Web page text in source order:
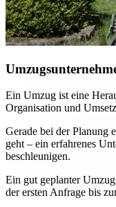
Ein Umzug ist eine
Organisation und
Gerade bei der Planung
geht – ein erfahrenes
beschleunigen.
Ein gut geplanter
der ersten Anfrage bis